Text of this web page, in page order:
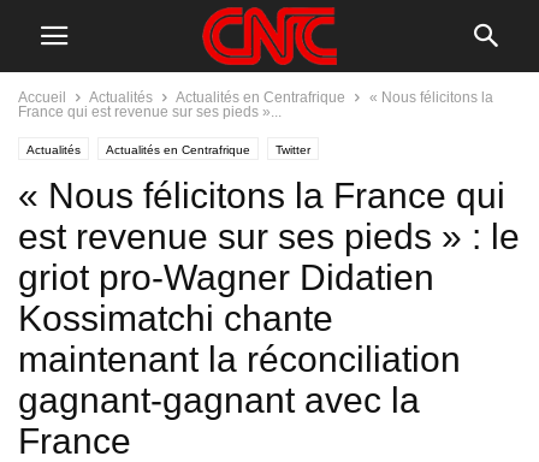
Accueil Actualités Actualités en Centrafrique
« Nous félicitons la
France qui est revenue sur ses pieds »...
Actualités Actualités en Centrafrique Twitter
« Nous félicitons la France qui
est revenue sur ses pieds » : le
griot pro-Wagner Didatien
Kossimatchi chante
maintenant la réconciliation
gagnant-gagnant avec la
France